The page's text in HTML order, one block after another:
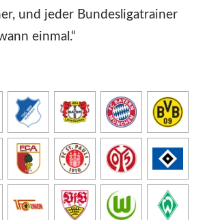
und jeder Bundesligatrainer
einmal.“